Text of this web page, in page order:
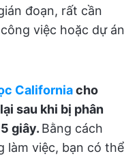
đoạn, rất cần
việc hoặc dự án
Californiacho
sau khi bị phân
giây. Bằng cách
làm việc, bạn có thể